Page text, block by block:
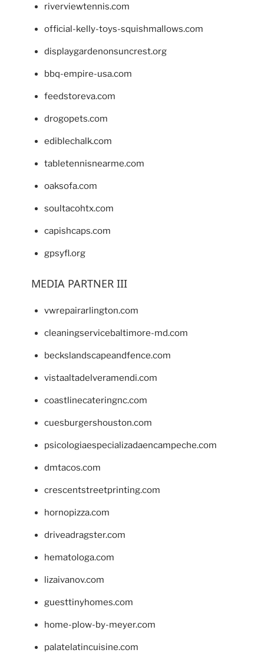
riverviewtennis.com
official-kelly-toys-squishmallows.com
displaygardenonsuncrest.org
bbq-empire-usa.com
feedstoreva.com
drogopets.com
ediblechalk.com
tabletennisnearme.com
oaksofa.com
soultacohtx.com
capishcaps.com
gpsyfl.org
MEDIA PARTNER III
vwrepairarlington.com
cleaningservicebaltimore-md.com
beckslandscapeandfence.com
vistaaltadelveramendi.com
coastlinecateringnc.com
cuesburgershouston.com
psicologiaespecializadaencampeche.com
dmtacos.com
crescentstreetprinting.com
hornopizza.com
driveadragster.com
hematologa.com
lizaivanov.com
guesttinyhomes.com
home-plow-by-meyer.com
palatelatincuisine.com